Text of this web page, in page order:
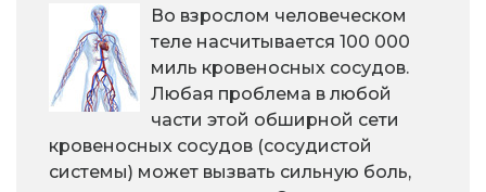
Во взрослом человеческом
теле насчитывается 100 000
миль кровеносных сосудов.
Любая проблема в любой
части этой обширной сети
кровеносных сосудов (сосудистой
системы) может вызвать сильную боль,